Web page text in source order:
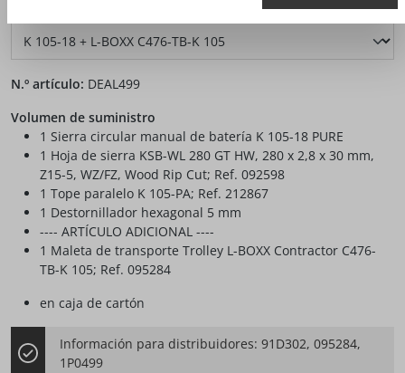
N.º artículo: DEAL499
Volumen de suministro
1 Sierra circular manual de batería K 105-18 PURE
1 Hoja de sierra KSB-WL 280 GT HW, 280 x 2,8 x 30 mm,
Z15-5, WZ/FZ, Wood Rip Cut; Ref. 092598
1 Tope paralelo K 105-PA; Ref. 212867
1 Destornillador hexagonal 5 mm
---- ARTÍCULO ADICIONAL ----
1 Maleta de transporte Trolley L-BOXX Contractor C476-
TB-K 105; Ref. 095284
en caja de cartón
Información para distribuidores: 91D302, 095284,
1P0499